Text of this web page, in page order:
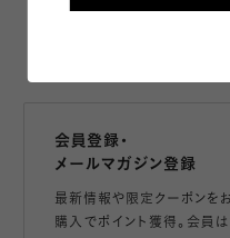
会員登録・
メールマガジン登録
最新情報や限定クーポンをお
購入でポイント獲得。会員